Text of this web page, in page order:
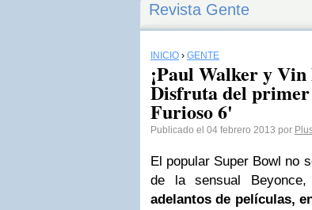
Revista Gente
INICIO › GENTE
¡Paul Walker y
Disfruta del
Furioso 6'
Publicado el 04 febrero 2013 por
El popular Super Bowl no
de la sensual
adelantos de películas,